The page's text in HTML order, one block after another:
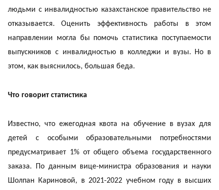
людьми с инвалидностью казахстанское правительство не
отказывается. Оценить эффективность работы в этом
направлении могла бы помочь статистика поступаемости
выпускников с инвалидностью в колледжи и вузы. Но в
этом, как выяснилось, большая беда.
Что говорит статистика
Известно, что ежегодная квота на обучение в вузах для
детей с особыми образовательными потребностями
предусматривает 1% от общего объема государственного
заказа. По данным вице-министра образования и науки
Шолпан Кариновой, в 2021-2022 учебном году в высших